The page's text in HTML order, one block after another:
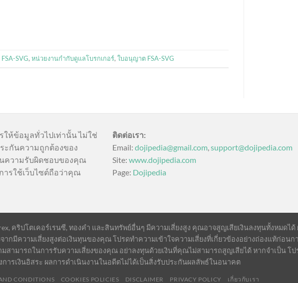
SVG, หน่วยงานกำกับดูแลโบรกเกอร์, ใบอนุญาต FSA-SVG
ให้ข้อมูลทั่วไปเท่านั้น ไม่ใช่
ะกันความถูกต้องของ
ความรับผิดชอบของคุณ
ารใช้เว็บไซต์ถือว่าคุณ
ติดต่อเรา:
Email: dojipedia@gmail.com support@dojipedia.com
Site: www.dojipedia.com
Page: Dojipedia
คริปโตเคอร์เรนซี, ทองคำ และสินทรัพย์อื่นๆ มีความเสี่ยงสูง คุณอาจสูญเสียเงินลงทุนทั้งหมดไ
ากมีความเสี่ยงสูงต่อเงินทุนของคุณ โปรดทำความเข้าใจความเสี่ยงที่เกี่ยวข้องอย่างถ่องแท้ก่อน
สามารถในการรับความเสี่ยงของคุณ อย่าลงทุนด้วยเงินที่คุณไม่สามารถสูญเสียได้ หากจำเป็น โ
การเงินอิสระ ผลการดำเนินงานในอดีตไม่ได้เป็นสิ่งรับประกันผลลัพธ์ในอนาคต
CONDITIONS COOKIES POLICIES DISCLAIMER PRIVACY POLICY เกี่ยวกับเรา